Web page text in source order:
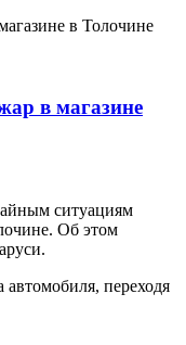
в магазине
ситуациям
Об этом